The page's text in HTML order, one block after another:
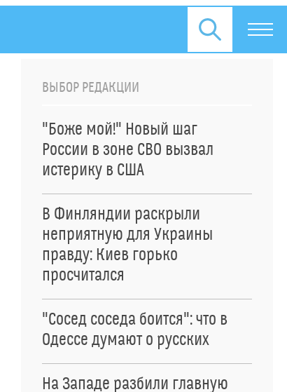
ВЫБОР РЕДАКЦИИ
"Боже мой!" Новый шаг
России в зоне СВО вызвал
истерику в США
В Финляндии раскрыли
неприятную для Украины
правду: Киев горько
просчитался
"Сосед соседа боится": что в
Одессе думают о русских
На Западе разбили главную